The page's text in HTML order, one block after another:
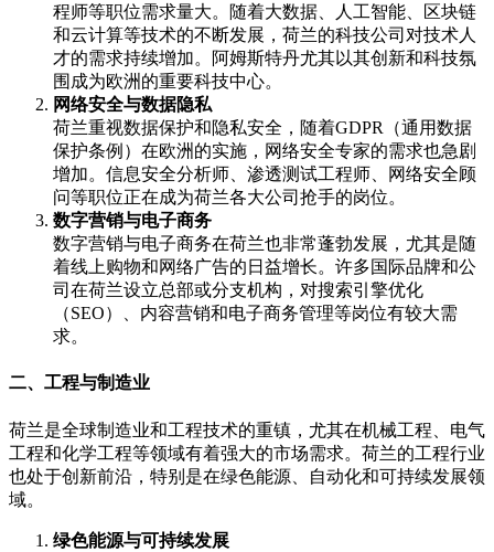
程师等职位需求量大。随着大数据、人工智能、区块链
和云计算等技术的不断发展，荷兰的科技公司对技术人
才的需求持续增加。阿姆斯特丹尤其以其创新和科技氛
围成为欧洲的重要科技中心。
网络安全与数据隐私
荷兰重视数据保护和隐私安全，随着GDPR（通用数据
保护条例）在欧洲的实施，网络安全专家的需求也急剧
增加。信息安全分析师、渗透测试工程师、网络安全顾
问等职位正在成为荷兰各大公司抢手的岗位。
数字营销与电子商务
数字营销与电子商务在荷兰也非常蓬勃发展，尤其是随
着线上购物和网络广告的日益增长。许多国际品牌和公
司在荷兰设立总部或分支机构，对搜索引擎优化
（SEO）、内容营销和电子商务管理等岗位有较大需
求。
二、工程与制造业
荷兰是全球制造业和工程技术的重镇，尤其在机械工程、电气
工程和化学工程等领域有着强大的市场需求。荷兰的工程行业
也处于创新前沿，特别是在绿色能源、自动化和可持续发展领
域。
绿色能源与可持续发展